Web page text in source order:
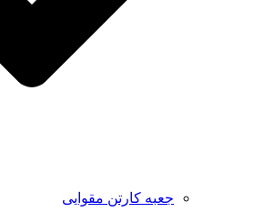
جعبه کارتن مقوایی